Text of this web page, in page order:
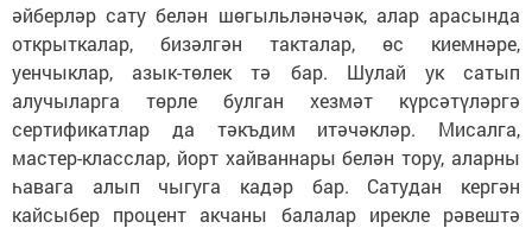
әйберләр сату белән шөгыльләнәчәк, алар арасында
открыткалар, бизәлгән такталар, өс киемнәре,
уенчыклар, азык-төлек тә бар. Шулай ук сатып
алучыларга төрле булган хезмәт күрсәтүләргә
сертификатлар да тәкъдим итәчәкләр. Мисалга,
мастер-класслар, йорт хайваннары белән тору, аларны
һавага алып чыгуга кадәр бар. Сатудан кергән
кайсыбер процент акчаны балалар ирекле рәвештә